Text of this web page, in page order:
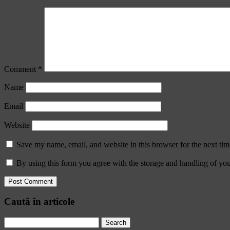
Comment *
Name
Email
Website
Save my name, email, and website in this browser for the next
By using this form you agree with the storage and handling of
Caută în articole